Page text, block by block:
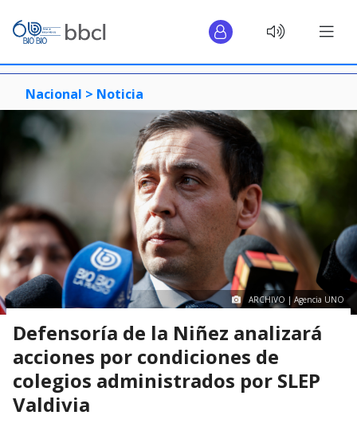
Nacional > Noticia
ARCHIVO | Agencia UNO
Defensoría de la Niñez analizará
acciones por condiciones de
colegios administrados por SLEP
Valdivia